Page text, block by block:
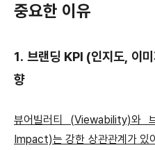
중요한 이유
1. 브랜딩 KPI (인지도, 이
향
뷰어빌러티 (Viewability)와
Impact)는 강한 상관관계가 있